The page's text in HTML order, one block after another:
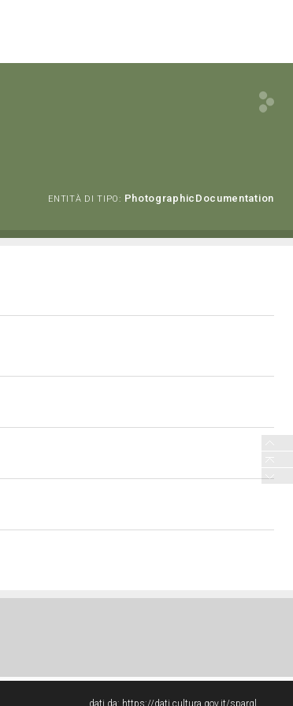
ENTITÀ DI TIPO: PhotographicDocumentation
dati da: https://dati.cultura.gov.it/sparql